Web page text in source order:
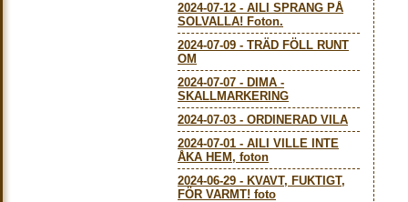
2024-07-12 - AILI SPRANG PÅ
SOLVALLA! Foton.
2024-07-09 - TRÄD FÖLL RUNT
OM
2024-07-07 - DIMA -
SKALLMARKERING
2024-07-03 - ORDINERAD VILA
2024-07-01 - AILI VILLE INTE
ÅKA HEM, foton
2024-06-29 - KVAVT, FUKTIGT,
FÖR VARMT! foto